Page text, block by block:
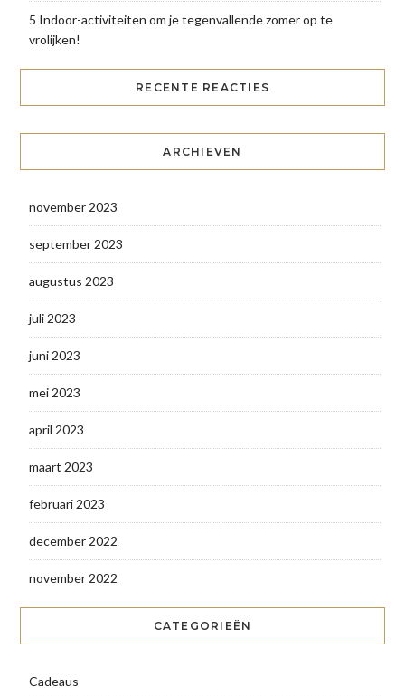
5 Indoor-activiteiten om je tegenvallende zomer op te
vrolijken!
RECENTE REACTIES
ARCHIEVEN
november 2023
september 2023
augustus 2023
juli 2023
juni 2023
mei 2023
april 2023
maart 2023
februari 2023
december 2022
november 2022
CATEGORIEËN
Cadeaus